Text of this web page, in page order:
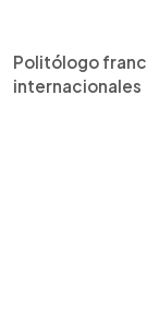
Politólogo
internacionales